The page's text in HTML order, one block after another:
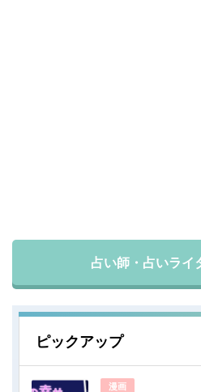
占い師・占いライ
ピックアップ
漫画